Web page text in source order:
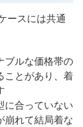
ースには共通
ブルな価格帯の
ことがあり、着
に合っていない
崩れて結局着な